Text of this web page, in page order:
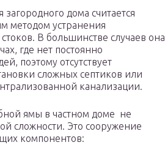
дома считается
методом устранения
В большинстве случаев она
где нет постоянно
поэтому отсутствует
сложных септиков или
канализации.
ямы в частном доме не
сложности. Это сооружение
компонентов: